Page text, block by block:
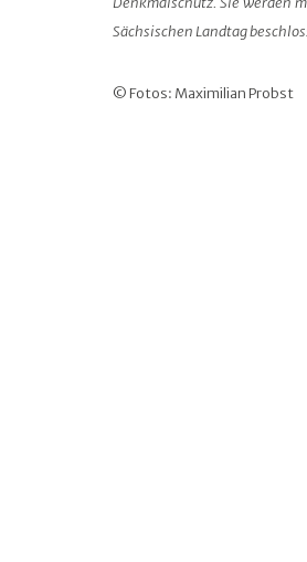
Sächsischen Landtag
© Fotos: Maximilian Probst